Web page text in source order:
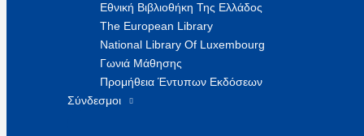
Εθνική Βιβλιοθήκη Της Ελλάδος
The European Library
National Library Of Luxembourg
Γωνιά Μάθησης
Προμήθεια Έντυπων Εκδόσεων
Σύνδεσμοι